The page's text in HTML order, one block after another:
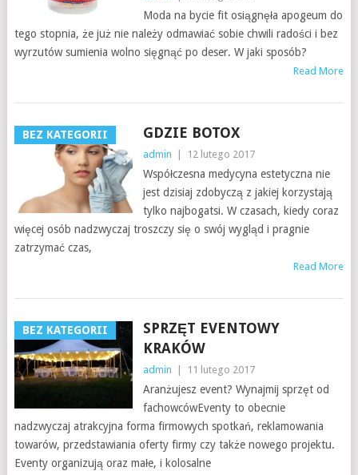
Moda na bycie fit osiągnęła apogeum do
tego stopnia, że już nie należy odmawiać sobie chwili radości i bez
wyrzutów sumienia wolno sięgnąć po deser. W jaki sposób?
Read More
BEZ KATEGORII GDZIE BOTOX
admin 12 lutego 2017
Współczesna medycyna estetyczna nie
jest dzisiaj zdobyczą z jakiej korzystają
tylko najbogatsi. W czasach, kiedy coraz
więcej osób nadzwyczaj troszczy się o swój wygląd i pragnie
zatrzymać czas,
Read More
BEZ KATEGORII
SPRZĘT EVENTOWY
KRAKÓW
admin 11 lutego 2017
Aranżujesz event? Wynajmij sprzęt od
fachowcówEventy to obecnie
nadzwyczaj atrakcyjna forma firmowych spotkań, reklamowania
towarów, przedstawiania oferty firmy czy także nowego projektu.
Eventy organizują oraz małe, i kolosalne